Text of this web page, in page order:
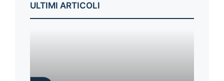
ULTIMI ARTICOLI